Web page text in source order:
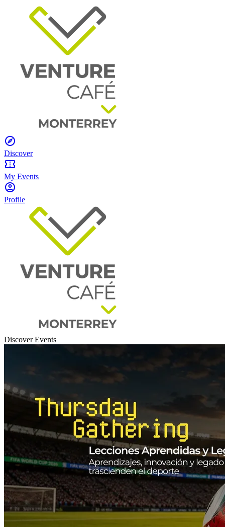
Discover
My Events
Profile
Discover Events